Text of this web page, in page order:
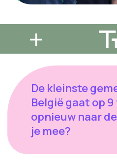
De kleinste
België gaat op
opnieuw naar
je mee?